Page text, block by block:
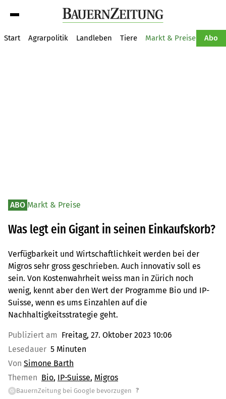
Start Agrarpolitik Landleben Tiere Markt & Preise Abo
ABO Markt & Preise
Was legt ein Gigant in seinen Einkaufskorb?
Verfügbarkeit und Wirtschaftlichkeit werden bei der
Migros sehr gross geschrieben. Auch innovativ soll es
sein. Von Kostenwahrheit weiss man in Zürich noch
wenig, kennt aber den Wert der Programme Bio und IP-
Suisse, wenn es ums Einzahlen auf die
Nachhaltigkeitsstrategie geht.
Publiziert am Freitag, 27. Oktober 2023 10:06
Lesedauer 5 Minuten
Von Simone Barth
Themen Bio IP-Suisse Migros
G BauernZeitung bei Google bevorzugen ?